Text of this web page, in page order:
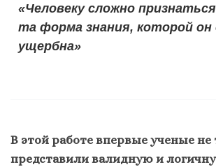
«Человеку сложно
та форма знания, которой
ущербна»
В этой работе впервые ученые не
представили валидную и